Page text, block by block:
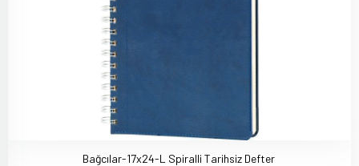
Bağcılar-17x24-L Spiralli Tarihsiz Defter